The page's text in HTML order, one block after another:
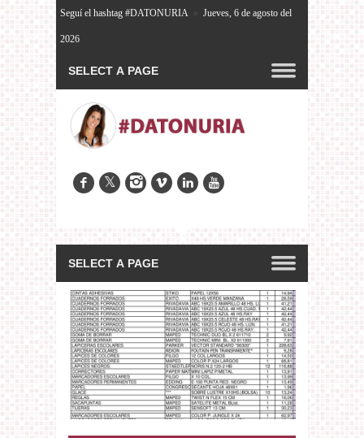
Seguí el hashtag #DATONURIA » Jueves, 6 de agosto del
2026